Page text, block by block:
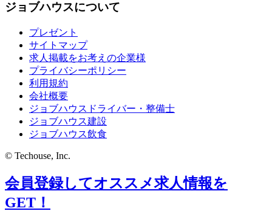
ジョブハウスについて
プレゼント
サイトマップ
求人掲載をお考えの企業様
プライバシーポリシー
利用規約
会社概要
ジョブハウスドライバー・整備士
ジョブハウス建設
ジョブハウス飲食
© Techouse, Inc.
会員登録してオススメ求人情報を
GET！